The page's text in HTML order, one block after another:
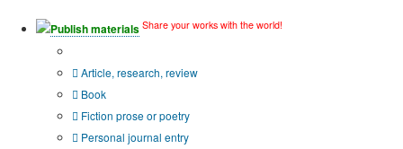
Publish materials Share your works with the world!
Article, research, review
Book
Fiction prose or poetry
Personal journal entry